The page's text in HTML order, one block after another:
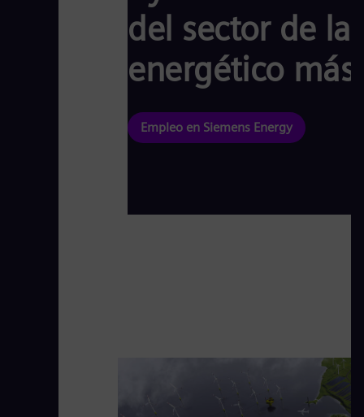
del sector de
energético
Empleo en Siemens Energy